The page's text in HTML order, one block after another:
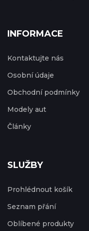
INFORMACE
Kontaktujte nás
Osobní údaje
Obchodní podmínky
Modely aut
Články
SLUŽBY
Prohlédnout košík
Seznam přání
Oblíbené produkty